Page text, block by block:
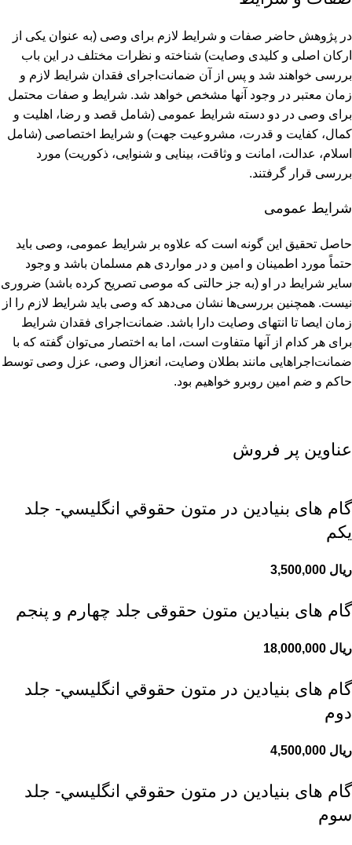
در پژوهش حاضر صفات و شرایط لازم برای وصی (به عنوان یکی از
ارکان اصلی و کلیدی وصایت) شناخته و نظرات مختلف در این باب
بررسی خواهند شد و پس از آن ضمانت‌اجرای فقدان شرایط لازم و
زمان معتبر در وجود آنها مشخص خواهد شد. شرایط و صفات محتمل
برای وصی در دو دسته شرایط عمومی (شامل قصد و رضا، اهلیت و
کمال، کفایت و قدرت، مشروعیت جهت) و شرایط اختصاصی (شامل
اسلام، عدالت، امانت و وثاقت، بینایی و شنوایی، ذکوریت) مورد
بررسی قرار گرفتند.
شرایط عمومی
حاصل تحقیق این گونه است که علاوه بر شرایط عمومی، وصی باید
حتماً مورد اطمینان و امین و در مواردی هم مسلمان باشد و وجود
سایر شرایط در او (به جز حالتی که موصی تصریح کرده باشد) ضروری
نیست. همچنین بررسی‌ها نشان می‌دهد که وصی باید شرایط لازم را از
زمان ایصا تا انتهای وصایت دارا باشد. ضمانت‌اجرای فقدان شرایط
برای هر کدام از آنها متفاوت است، اما به اختصار می‌توان گفته که با
ضمانت‌اجراهایی مانند بطلان وصایت، انعزال وصی، عزل وصی توسط
حاکم و ضم امین روبرو خواهیم بود.
عناوین پر فروش
گام های بنیادین در متون حقوقي انگليسي- جلد
يكم
ریال
گام های بنیادین متون حقوقی جلد چهارم و پنجم
ریال
گام های بنیادین در متون حقوقي انگليسي- جلد
دوم
ریال
گام های بنیادین در متون حقوقي انگليسي- جلد
سوم